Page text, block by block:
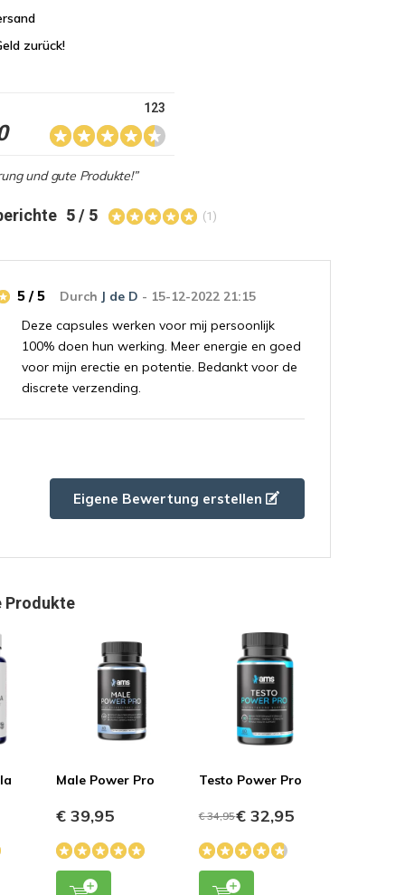
zurück!
123
und gute Produkte!”
5 / 5 (1)
Durch J de D - 15-12-2022 21:15
5 / 5
Deze capsules werken voor mij persoonlijk
100% doen hun werking. Meer energie en goed
voor mijn erectie en potentie. Bedankt voor de
discrete verzending.
Eigene Bewertung erstellen
Produkte
Male Power Pro
€ 39,95
Testo Power Pro
€ 34,95€ 32,95